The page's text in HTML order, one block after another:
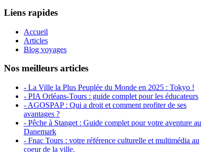
Liens rapides
Accueil
Articles
Blog voyages
Nos meilleurs articles
- La Ville la Plus Peuplée du Monde en 2025 : Tokyo !
- PIA Orléans-Tours : guide complet pour les éducateurs
- AGOSPAP : Qui a droit et comment profiter de ses
avantages ?
- Pêche à Stanget : Guide complet pour votre aventure au
Danemark
- Fnac Tours : votre référence culturelle et multimédia au
coeur de la ville.